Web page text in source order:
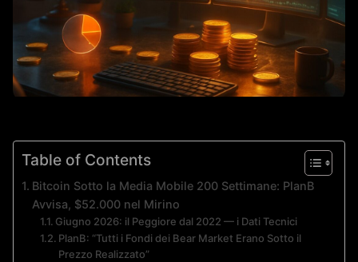
Table of Contents
Bitcoin Sotto la Media Mobile 200 Settimane: PlanB
Avvisa, $52.000 nel Mirino
Giugno 2026: il Peggiore dal 2022 — i Dati Tecnici
PlanB: “Tutti i Fondi dei Bear Market Erano Sotto il
Prezzo Realizzato”